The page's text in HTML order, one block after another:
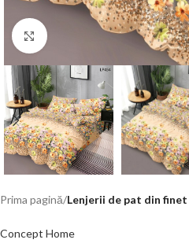
Click to enlarge
Prima pagină Lenjerii de pat din finet
Concept Home